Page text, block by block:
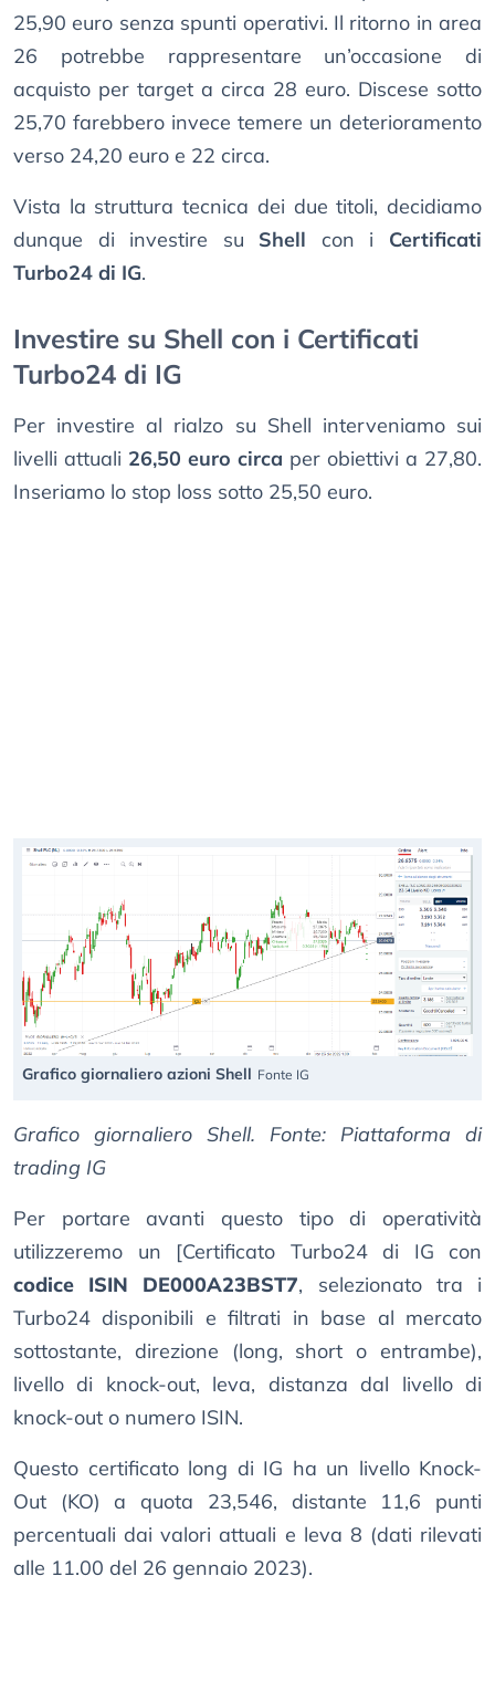
25,90 euro senza spunti operativi. Il ritorno in area
26 potrebbe rappresentare un’occasione di
acquisto per target a circa 28 euro. Discese sotto
25,70 farebbero invece temere un deterioramento
verso 24,20 euro e 22 circa.
Vista la struttura tecnica dei due titoli, decidiamo
dunque di investire su Shell con i Certificati
Turbo24 di IG.
Investire su Shell con i Certificati
Turbo24 di IG
Per investire al rialzo su Shell interveniamo sui
livelli attuali 26,50 euro circa per obiettivi a 27,80.
Inseriamo lo stop loss sotto 25,50 euro.
Grafico giornaliero azioni Shell Fonte IG
Grafico giornaliero Shell. Fonte: Piattaforma di
trading IG
Per portare avanti questo tipo di operatività
utilizzeremo un [Certificato Turbo24 di IG con
codice ISIN DE000A23BST7, selezionato tra i
Turbo24 disponibili e filtrati in base al mercato
sottostante, direzione (long, short o entrambe),
livello di knock-out, leva, distanza dal livello di
knock-out o numero ISIN.
Questo certificato long di IG ha un livello Knock-
Out (KO) a quota 23,546, distante 11,6 punti
percentuali dai valori attuali e leva 8 (dati rilevati
alle 11.00 del 26 gennaio 2023).